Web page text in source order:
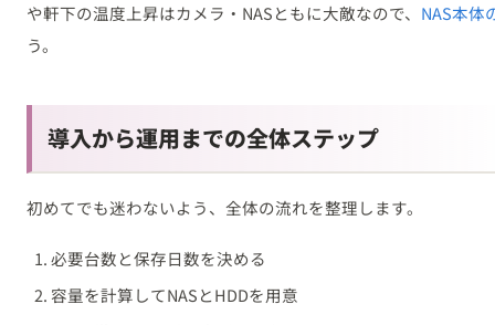
や軒下の温度上昇はカメラ・NASともに大敵なので、 NAS本体
う。
導入から運用までの全体ステップ
初めてでも迷わないよう、全体の流れを整理します。
必要台数と保存日数を決める
容量を計算してNASとHDDを用意